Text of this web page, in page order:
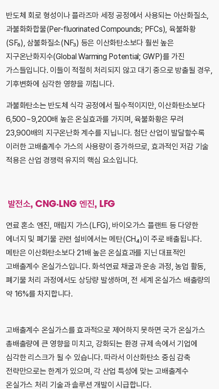
반도체 회로 형성이나 플라즈마 세정 공정에서 사용되는 아산화질소,
과불화화합물(Per-fluorinated Compounds; PFCs), 육불화황
(SF₆), 삼불화질소(NF₃) 등은 이산화탄소보다 훨씬 높은
지구온난화지수(Global Warming Potential; GWP)를 가진
가스들입니다. 이들이 적절히 처리되지 않고 대기 중으로 방출될 경우,
기후변화에 심각한 영향을 끼칩니다.
과불화탄소는 반도체 식각 공정에서 필수적이지만, 이산화탄소보다
6,500~9,200배 높은 온실효과를 가지며, 육불화황은 무려
23,900배의 지구온난화 계수를 지닙니다. 첨단 산업이 발달할수록
이러한 고배출계수 가스의 사용량이 증가하므로, 효과적인 저감 기술
적용은 산업 경쟁력 유지의 핵심 요소입니다.
발전소, CNG·LNG 엔진, LFG
연료 혼소 엔진, 매립지 가스(LFG), 바이오가스 플랜트 등 다양한
에너지 및 폐기물 관련 설비에서는 메탄(CH₄)이 주로 배출됩니다.
메탄은 이산화탄소보다 21배 높은 온실효과를 지닌 대표적인
고배출계수 온실가스입니다. 화석연료 채굴과 운송 과정, 농업 활동,
폐기물 처리 과정에서도 상당량 발생하며, 전 세계 온실가스 배출량의
약 16%를 차지합니다.
고배출계수 온실가스를 효과적으로 제어하지 못하면 국가 온실가스
총배출량에 큰 영향을 미치고, 강화되는 환경 규제 속에서 기업에
심각한 리스크가 될 수 있습니다. 따라서 이산화탄소 중심 감축
전략만으로는 한계가 있으며, 각 산업 특성에 맞는 고배출계수
온실가스 처리 기술과 솔루션 개발이 시급합니다.